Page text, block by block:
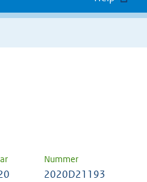
Nummer
2020D21193